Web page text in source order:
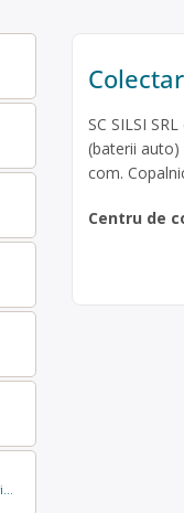
SC SILSI
(baterii auto)
com.
Centru de